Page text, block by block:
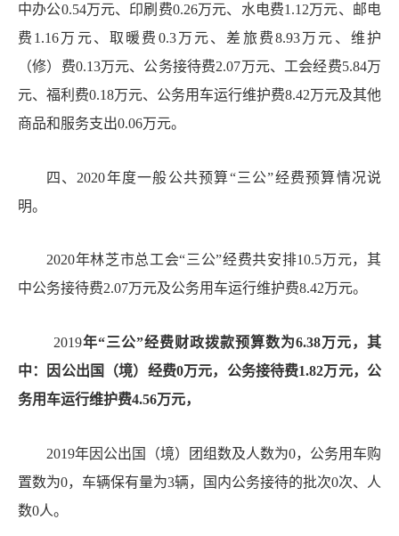
中办公0.54万元、印刷费0.26万元、水电费1.12万元、邮电
费1.16万元、取暖费0.3万元、差旅费8.93万元、维护
（修）费0.13万元、公务接待费2.07万元、工会经费5.84万
元、福利费0.18万元、公务用车运行维护费8.42万元及其他
商品和服务支出0.06万元。
四、 2020年度一般公共预算“三公”经费预算情况说
明。
2020年林芝市总工会“三公”经费共安排10.5万元，其
中公务接待费2.07万元及公务用车运行维护费8.42万元。
2019年“三公”经费财政拨款预算数为6.38万元，其
中：因公出国（境）经费0万元，公务接待费1.82万元，公
务用车运行维护费4.56万元，
2019年因公出国（境）团组数及人数为0，公务用车购
置数为0，车辆保有量为3辆，国内公务接待的批次0次、人
数0人。